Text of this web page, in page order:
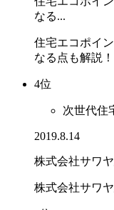
なる...
住宅エコポイ
なる点も解説！
4位
次世代住
2019.8.14
株式会社サワ
株式会社サワ